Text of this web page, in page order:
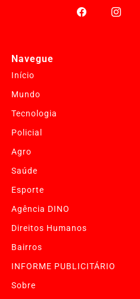
Navegue
Início
Mundo
Tecnologia
Policial
Agro
Saúde
Esporte
Agência DINO
Direitos Humanos
Bairros
INFORME PUBLICITÁRIO
Sobre